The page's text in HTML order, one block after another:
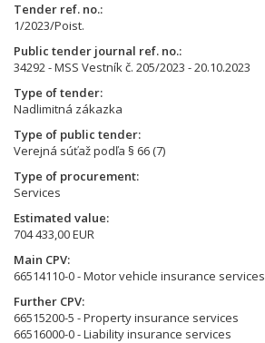
Tender ref. no.
1/2023/Poist.
Public tender journal ref. no.
34292 - MSS Vestník č. 205/2023 - 20.10.2023
Type of tender
Nadlimitná zákazka
Type of public tender
Verejná súťaž podľa § 66 (7)
Type of procurement
Services
Estimated value
704 433,00 EUR
Main CPV
66514110-0 - Motor vehicle insurance services
Further CPV
66515200-5 - Property insurance services
66516000-0 - Liability insurance services